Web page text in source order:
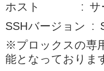
ホスト : サーバ
SSHバージョン :
※プロックスの専
能となっておりま